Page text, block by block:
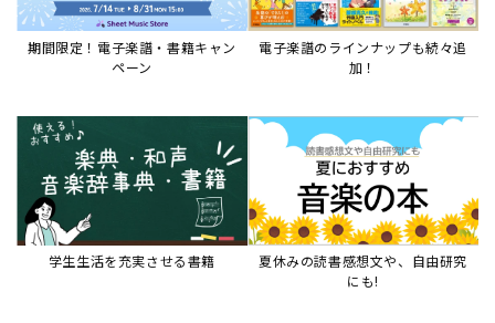
期間限定！電子楽譜・書籍キャン
ペーン
電子楽譜のラインナップも続々追
加！
学生生活を充実させる書籍
夏休みの読書感想文や、自由研究
にも!